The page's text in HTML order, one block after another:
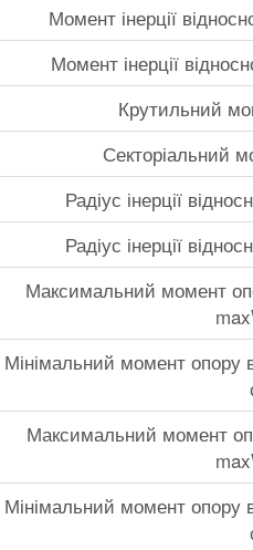
Момент інерції
Момент інерції
Крутильний
Секторіальний
Радіус інерції
Радіус інерції
Максимальний момент
Мінімальний момент опору
Максимальний момент
Мінімальний момент опору